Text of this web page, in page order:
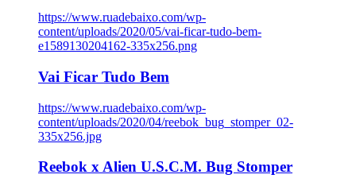
https://www.ruadebaixo.com/wp-
content/uploads/2020/05/vai-ficar-tudo-bem-
e1589130204162-335x256.png
Vai Ficar Tudo Bem
https://www.ruadebaixo.com/wp-
content/uploads/2020/04/reebok_bug_stomper_02-
335x256.jpg
Reebok x Alien U.S.C.M. Bug Stomper